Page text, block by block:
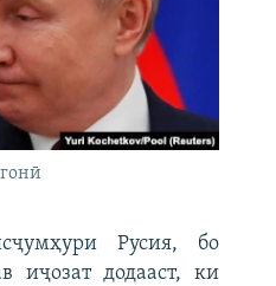
Русия, бо
иҷозат додааст, ки